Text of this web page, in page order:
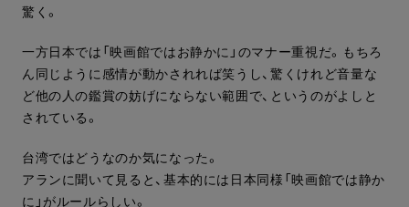
驚く。
一方日本では「映画館ではお静かに」のマナー重視だ。もちろ
ん同じように感情が動かされれば笑うし、驚くけれど音量な
ど他の人の鑑賞の妨げにならない範囲で、というのがよしと
されている。
台湾ではどうなのか気になった。
アランに聞いて見ると、基本的には日本同様「映画館では静か
に」がルールらしい。